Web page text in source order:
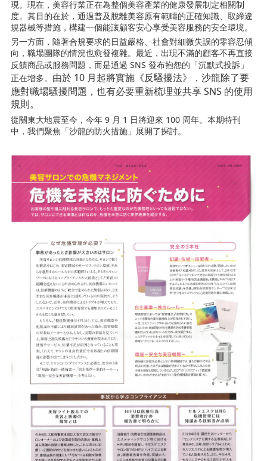
現。現在，美容行業正在為整個美容產業的健康發展制定相關制
度。其目的在於，通過普及脫離美容原有範疇的正確知識、取締違
規器械等措施，構建一個能讓顧客安心享受美容服務的安全環境。
另一方面，隨著合規要求的日益嚴格、社會對細微失誤的零容忍傾
向，職場團隊的情況也愈發複雜。最近，出現不滿的顧客不再直接
反饋商品或服務問題，而是通過 SNS 發布抱怨的「沉默式投訴」
正在增多。 由於 10 月起將實施《反騷擾法》，沙龍除了要
應對職場騷擾問題，也有必要重新梳理並共享 SNS 的使用
規則。
從關東大地震至今，今年 9 月 1 日將迎來 100 周年。本期特刊
中，我們聚焦「沙龍的防火措施」展開了探討。